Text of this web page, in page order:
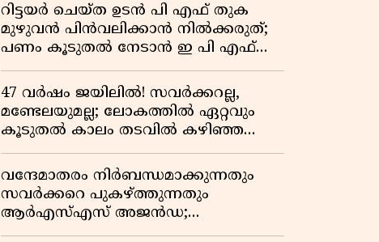
റിട്ടയർ ചെയ്ത ഉടൻ പി എഫ് തുക
മുഴുവൻ പിൻവലിക്കാൻ നിൽക്കരുത്;
പണം കൂടുതൽ നേടാൻ ഇ പി എഫ്
ഒയുടെ നിയമം അറിയാം
47 വർഷം ജയിലിൽ! സവർക്കറല്ല,
മണ്ടേലയുമല്ല; ലോകത്തിൽ ഏറ്റവും
കൂടുതൽ കാലം തടവിൽ കഴിഞ്ഞ
രാഷ്ട്രീയ തടവുകാരൻ ഇദ്ദേഹം! ഒരു
ഇന്ത്യൻ സ്വാതന്ത്ര്യസമര സേനാനിയുടെ
വേറിട്ട കഥ
വന്ദേമാതരം നിർബന്ധമാക്കുന്നതും
സവർക്കറെ പുകഴ്ത്തുന്നതും
ആർഎസ്എസ് അജൻഡ;
സർക്കാരിനെതിരെ പിണറായി വിജയൻ